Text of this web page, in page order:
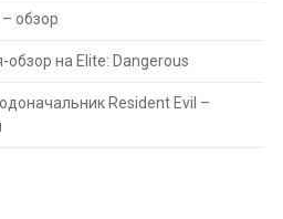
обзор
обзор на Elite: Dangerous
Resident Evil –